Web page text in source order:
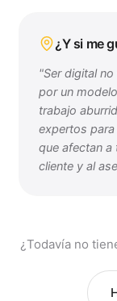
¿Y si me
"Ser digital
por un
trabajo
expertos
que afectan a
cliente y al
¿Todavía no